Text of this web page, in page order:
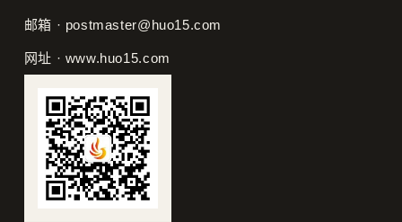
邮箱 · postmaster@huo15.com
网址 · www.huo15.com